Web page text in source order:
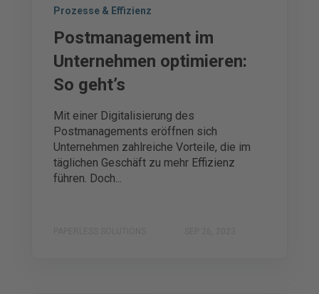
Prozesse & Effizienz
Postmanagement im
Unternehmen optimieren:
So geht’s
Mit einer Digitalisierung des
Postmanagements eröffnen sich
Unternehmen zahlreiche Vorteile, die im
täglichen Geschäft zu mehr Effizienz
führen. Doch...